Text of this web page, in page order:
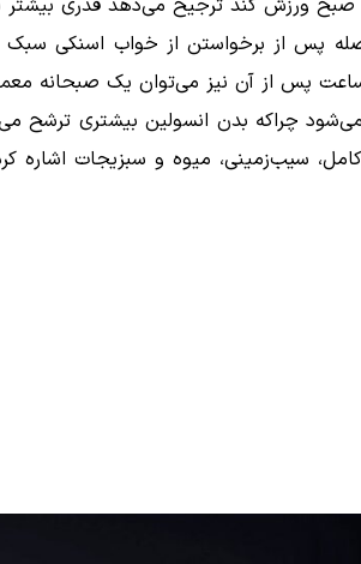
پس از برخواستن از خواب اسنکی
نمی‌شود چراکه بدن انسولین بیشتری
کامل، سیب‌زمینی، میوه و سبزیجات